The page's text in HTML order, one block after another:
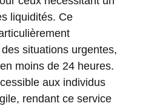
liquidités. Ce
situations urgentes,
moins de 24 heures.
aux individus
rendant ce service